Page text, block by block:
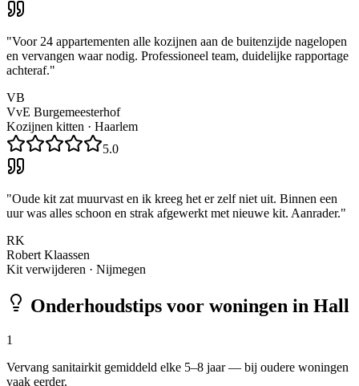
"Voor 24 appartementen alle kozijnen aan de buitenzijde nagelopen
en vervangen waar nodig. Professioneel team, duidelijke rapportage
achteraf."
VB
VvE Burgemeesterhof
Kozijnen kitten · Haarlem
5.0
"Oude kit zat muurvast en ik kreeg het er zelf niet uit. Binnen een
uur was alles schoon en strak afgewerkt met nieuwe kit. Aanrader."
RK
Robert Klaassen
Kit verwijderen · Nijmegen
Onderhoudstips voor woningen in Hall
1
Vervang sanitairkit gemiddeld elke 5–8 jaar — bij oudere woningen
vaak eerder.